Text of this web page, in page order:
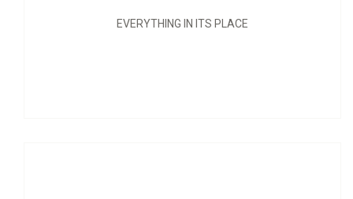
EVERYTHING IN ITS PLACE